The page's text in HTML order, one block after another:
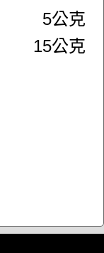
5公克
15公克